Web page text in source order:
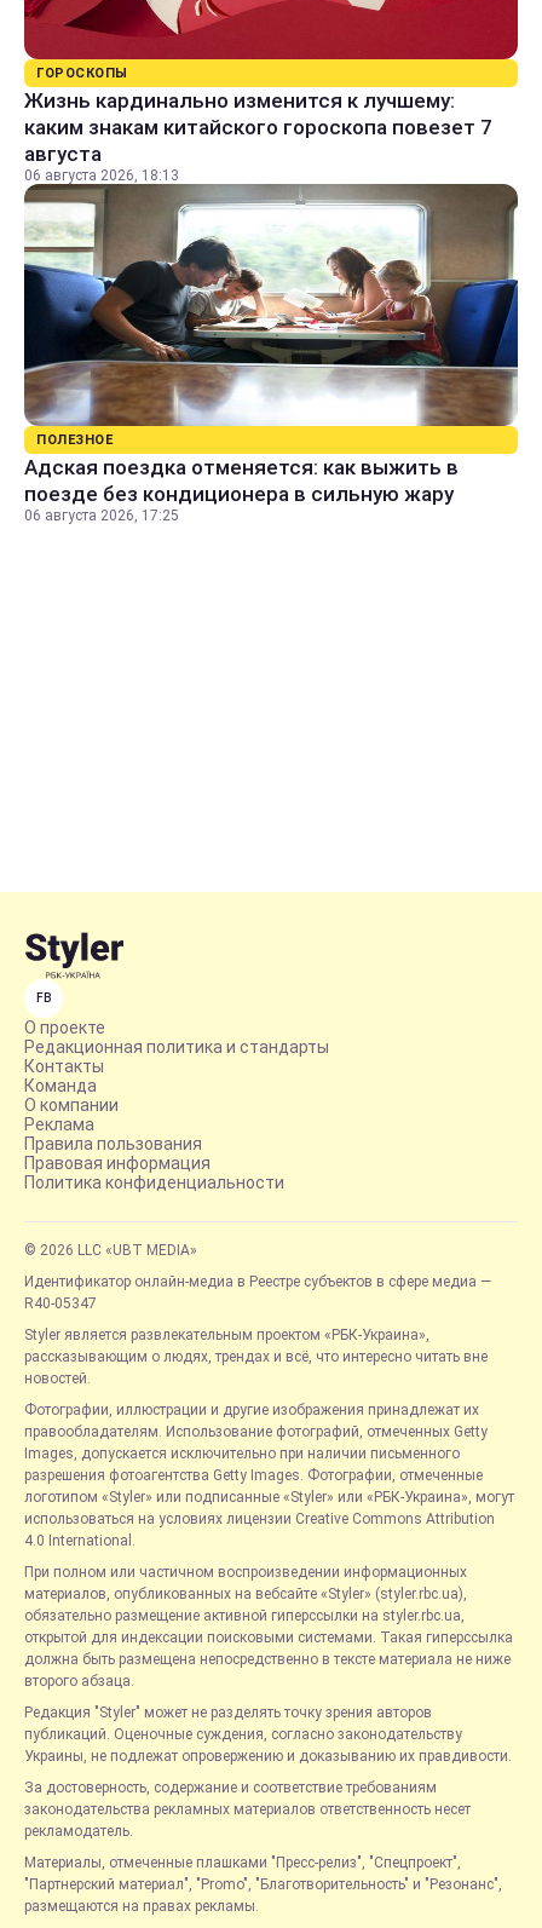
ГОРОСКОПЫ
Жизнь кардинально изменится к лучшему:
каким знакам китайского гороскопа повезет 7
августа
06 августа 2026, 18:13
ПОЛЕЗНОЕ
Адская поездка отменяется: как выжить в
поезде без кондиционера в сильную жару
06 августа 2026, 17:25
FB
О проекте
Редакционная политика и стандарты
Контакты
Команда
О компании
Реклама
Правила пользования
Правовая информация
Политика конфиденциальности
© 2026 LLC «UBT MEDIA»
Идентификатор онлайн-медиа в Реестре субъектов в сфере медиа —
R40-05347
Styler является развлекательным проектом «РБК-Украина»,
рассказывающим о людях, трендах и всё, что интересно читать вне
новостей.
Фотографии, иллюстрации и другие изображения принадлежат их
правообладателям. Использование фотографий, отмеченных Getty
Images, допускается исключительно при наличии письменного
разрешения фотоагентства Getty Images. Фотографии, отмеченные
логотипом «Styler» или подписанные «Styler» или «РБК-Украина», могут
использоваться на условиях лицензии Creative Commons Attribution
4.0 International.
При полном или частичном воспроизведении информационных
материалов, опубликованных на вебсайте «Styler» (styler.rbc.ua),
обязательно размещение активной гиперссылки на styler.rbc.ua,
открытой для индексации поисковыми системами. Такая гиперссылка
должна быть размещена непосредственно в тексте материала не ниже
второго абзаца.
Редакция "Styler" может не разделять точку зрения авторов
публикаций. Оценочные суждения, согласно законодательству
Украины, не подлежат опровержению и доказыванию их правдивости.
За достоверность, содержание и соответствие требованиям
законодательства рекламных материалов ответственность несет
рекламодатель.
Материалы, отмеченные плашками "Пресс-релиз", "Спецпроект",
"Партнерский материал", "Promo", "Благотворительность" и "Резонанс",
размещаются на правах рекламы.